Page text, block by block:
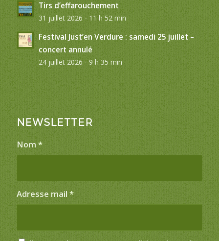
Tirs d’effarouchement
31 juillet 2026 - 11 h 52 min
Festival Just’en Verdure : samedi 25 juillet –
concert annulé
24 juillet 2026 - 9 h 35 min
NEWSLETTER
Nom *
Adresse mail *